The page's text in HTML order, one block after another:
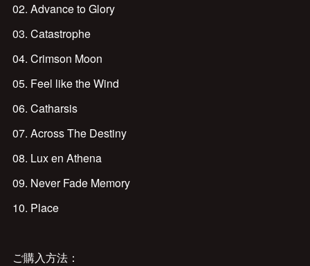
02. Advance to Glory
03. Catastrophe
04. Crimson Moon
05. Feel like the Wind
06. Catharsis
07. Across The Destiny
08. Lux en Athena
09. Never Fade Memory
10. Place
ご購入方法：